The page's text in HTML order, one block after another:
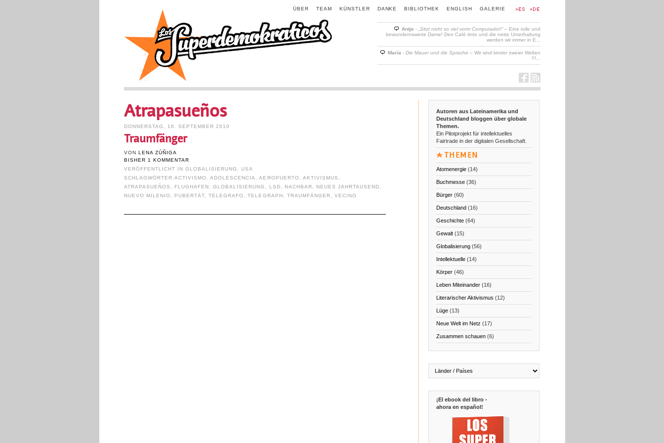
GALERIE
ENGLISH
BIBLIOTHEK
DANKE
KÜNSTLER
TEAM
ÜBER
Antje - „Sitzt nicht so viel vorm Computador!“– Eine tolle und
bewundernswerte Dame! Den Café tinto und die nette Unterhaltung
werden wir immer in E...
María - Die Mauer und die Sprache – Wir sind kinder zweier Welten
!!!...
Atrapasueños
DONNERSTAG, 16. SEPTEMBER 2010
Traumfänger
VON LENA ZÚÑIGA
BISHER 1 KOMMENTAR
VERÖFFENTLICHT IN GLOBALISIERUNG ,USA
SCHLAGWÖRTER:ACTIVISMO ,ADOLESCENCIA ,AEROPUERTO AKTIVISMUS
ATRAPASUEÑOS
FLUGHAFEN ,GLOBALISIERUNG LSD NACHBAR NEUES JAHRTAUSEND
NUEVO MILENIO
PUBERTÄT ,TELEGRAFO ,TELEGRAPH TRAUMFÄNGER ,VECINO
Autoren aus Lateinamerika und
Deutschland bloggen über globale
Themen.
Ein Pilotprojekt für intellektuelles
Fairtrade in der digitalen Gesellschaft.
THEMEN
Atomenergie(14)
Buchmesse(36)
Bürger(60)
Deutschland(16)
Geschichte(64)
Gewalt(15)
Globalisierung(56)
Intellektuelle(14)
Körper(46)
Leben Miteinander(16)
Literarischer Aktivismus (12)
Lüge(13)
Neue Welt im Netz (17)
Zusammen schauen(6)
¡El ebook del libro -
ahora en español!